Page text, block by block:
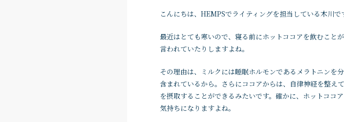
こんにちは、HEMPSでライティングを担当している木川で
最近はとても寒いので、寝る前にホットココアを飲むこと
言われていたりしますよね。
その理由は、ミルクには睡眠ホルモンであるメラトニンを
含まれているから。さらにココアからは、自律神経を整え
を摂取することができるみたいです。確かに、ホットココ
気持ちになりますよね。